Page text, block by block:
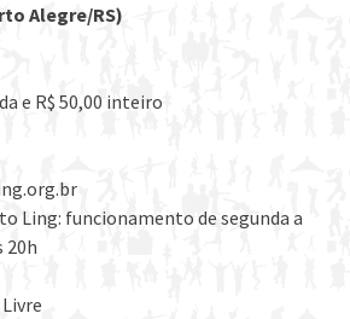
Alegre/RS)
e R$ 50,00 inteiro
Ling: funcionamento de segunda a
20h